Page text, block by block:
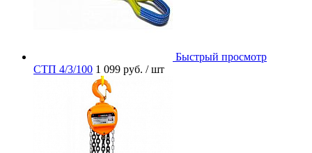
Быстрый просмотр
СТП 4/3/100 1 099 руб. / шт